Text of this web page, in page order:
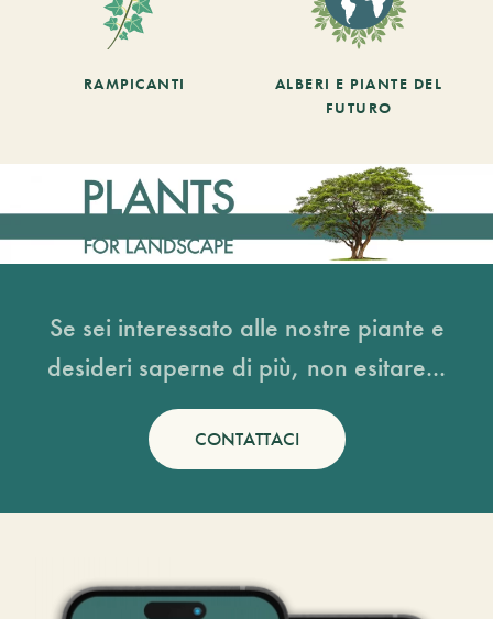
RAMPICANTI
ALBERI E PIANTE DEL
FUTURO
Se sei interessato alle nostre piante e
desideri saperne di più, non esitare...
CONTATTACI